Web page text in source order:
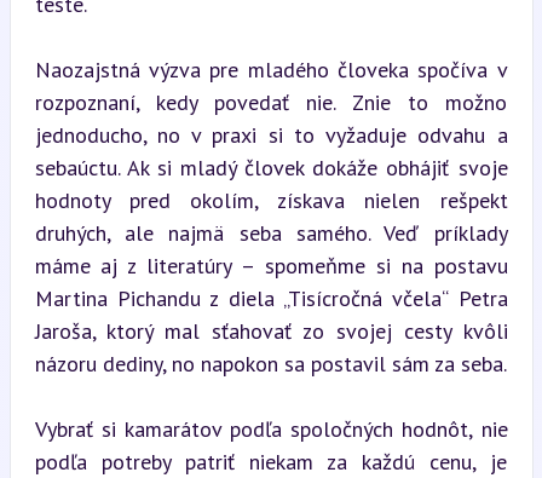
Naozajstná výzva pre mladého človeka spočíva v
rozpoznaní, kedy povedať nie. Znie to možno
jednoducho, no v praxi si to vyžaduje odvahu a
sebaúctu. Ak si mladý človek dokáže obhájiť svoje
hodnoty pred okolím, získava nielen rešpekt
druhých, ale najmä seba samého. Veď príklady
máme aj z literatúry – spomeňme si na postavu
Martina Pichandu z diela „Tisícročná včela“ Petra
Jaroša, ktorý mal sťahovať zo svojej cesty kvôli
názoru dediny, no napokon sa postavil sám za seba.
Vybrať si kamarátov podľa spoločných hodnôt, nie
podľa potreby patriť niekam za každú cenu, je